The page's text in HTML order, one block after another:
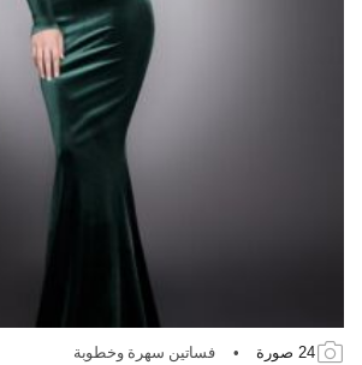
24 صورة • فساتين سهرة وخطوبة